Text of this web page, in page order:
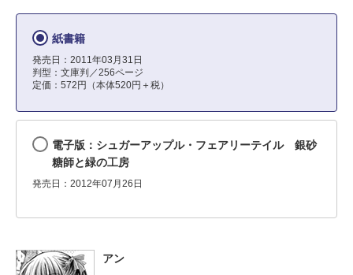
紙書籍
発売日：2011年03月31日
判型：文庫判／256ページ
定価：572円（本体520円＋税）
電子版：シュガーアップル・フェアリーテイル 銀砂
糖師と緑の工房
発売日：2012年07月26日
アン